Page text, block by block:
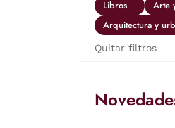
Libros
Arte
Arquitectura y
Quitar filtros